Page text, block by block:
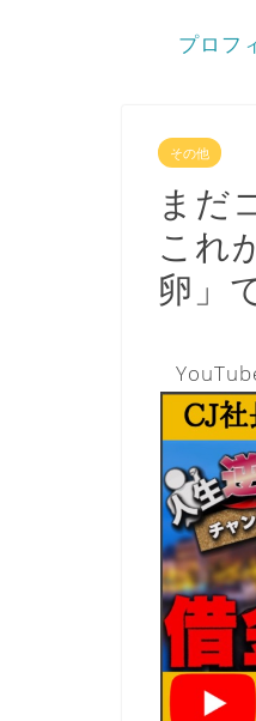
プロフ
その他
まだ
これ
卵」